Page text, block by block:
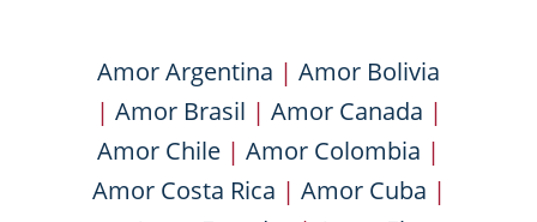
Amor Argentina | Amor Bolivia
| Amor Brasil | Amor Canada |
Amor Chile | Amor Colombia |
Amor Costa Rica | Amor Cuba |